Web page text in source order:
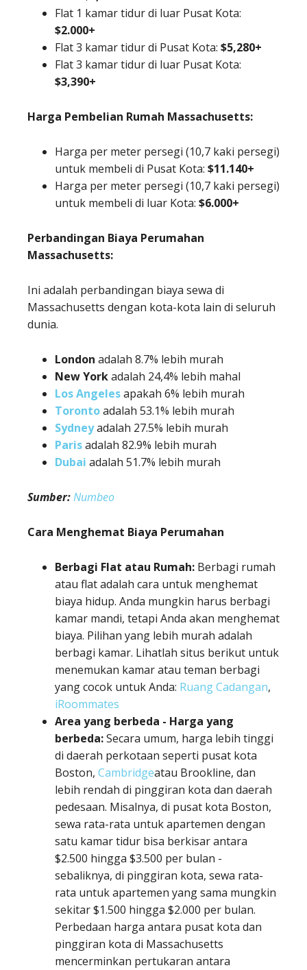
Flat 1 kamar tidur di luar Pusat Kota:
$2.000+
Flat 3 kamar tidur di Pusat Kota: $5,280+
Flat 3 kamar tidur di luar Pusat Kota:
$3,390+
Harga Pembelian Rumah Massachusetts:
Harga per meter persegi (10,7 kaki persegi)
untuk membeli di Pusat Kota: $11.140+
Harga per meter persegi (10,7 kaki persegi)
untuk membeli di luar Kota: $6.000+
Perbandingan Biaya Perumahan
Massachusetts:
Ini adalah perbandingan biaya sewa di
Massachusetts dengan kota-kota lain di seluruh
dunia.
London adalah 8.7% lebih murah
New Yorkadalah 24,4% lebih mahal
Los Angelesapakah 6% lebih murah
Torontoadalah 53.1% lebih murah
Sydneyadalah 27.5% lebih murah
Parisadalah 82.9% lebih murah
Dubai adalah 51.7% lebih murah
Sumber:Numbeo
Cara Menghemat Biaya Perumahan
Berbagi Flat atau Rumah: Berbagi rumah
atau flat adalah cara untuk menghemat
biaya hidup. Anda mungkin harus berbagi
kamar mandi, tetapi Anda akan menghemat
biaya. Pilihan yang lebih murah adalah
berbagi kamar. Lihatlah situs berikut untuk
menemukan kamar atau teman berbagi
yang cocok untuk Anda: Ruang Cadangan,
iRoommates
Area yang berbeda - Harga yang
berbeda:Secara umum, harga lebih tinggi
di daerah perkotaan seperti pusat kota
Boston, Cambridgeatau Brookline, dan
lebih rendah di pinggiran kota dan daerah
pedesaan. Misalnya, di pusat kota Boston,
sewa rata-rata untuk apartemen dengan
satu kamar tidur bisa berkisar antara
$2.500 hingga $3.500 per bulan -
sebaliknya, di pinggiran kota, sewa rata-
rata untuk apartemen yang sama mungkin
sekitar $1.500 hingga $2.000 per bulan.
Perbedaan harga antara pusat kota dan
pinggiran kota di Massachusetts
mencerminkan pertukaran antara